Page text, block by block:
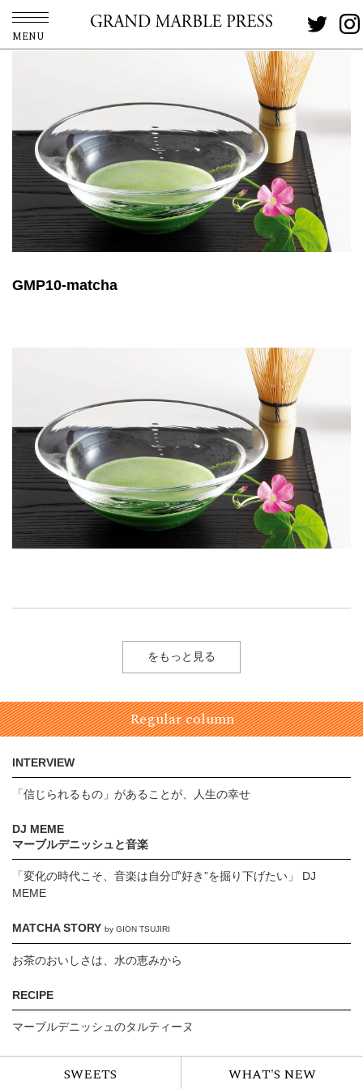
MENU
GMP10-matcha
をもっと見る
Regular column
INTERVIEW
「信じられるもの」があることが、人生の幸せ
DJ MEME
マーブルデニッシュと音楽
「変化の時代こそ、音楽は自分の̋“好き”を掘り下げたい」 DJ
MEME
MATCHA STORY by GION TSUJIRI
お茶のおいしさは、水の恵みから
RECIPE
マーブルデニッシュのタルティーヌ
SWEETS WHAT'S NEW